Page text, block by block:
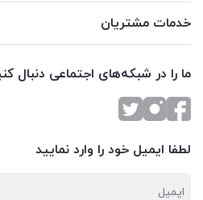
خدمات مشتریان
ما را در شبکه‌های اجتماعی دنبال
لطفا ایمیل خود را وارد نمایید